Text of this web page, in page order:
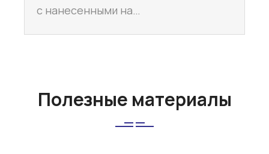
с нанесенными на…
Полезные материалы